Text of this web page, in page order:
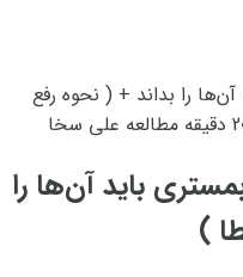
را بداند +‌ ( نحوه رفع
علی سخا
باید آن‌ها را
)